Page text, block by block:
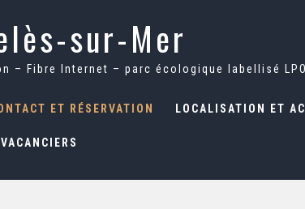
sur-Mer
Fibre Internet – parc écologique labellisé
ET RÉSERVATION LOCALISATION ET